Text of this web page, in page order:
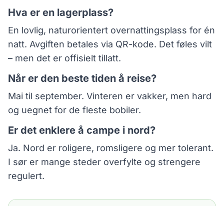
Hva er en lagerplass?
En lovlig, naturorientert overnattingsplass for én
natt. Avgiften betales via QR-kode. Det føles vilt
– men det er offisielt tillatt.
Når er den beste tiden å reise?
Mai til september. Vinteren er vakker, men hard
og uegnet for de fleste bobiler.
Er det enklere å campe i nord?
Ja. Nord er roligere, romsligere og mer tolerant.
I sør er mange steder overfylte og strengere
regulert.